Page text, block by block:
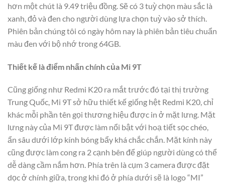
hơn một chút là 9.49 triệu đồng. Sẽ có 3 tuỳ chọn màu sắc là
xanh, đỏ và đen cho người dùng lựa chọn tuỳ vào sở thích.
Phiên bản chúng tôi có ngày hôm nay là phiên bản tiêu chuẩn
màu đen với bộ nhớ trong 64GB.
Thiết kế là điểm nhấn chính của Mi 9T
Cũng giống như Redmi K20 ra mắt trước đó tại thị trường
Trung Quốc, Mi 9T sở hữu thiết kế giống hệt Redmi K20, chỉ
khác mỗi phần tên gọi thương hiệu được in ở mặt lưng. Mặt
lưng này của Mi 9T được làm nổi bật với hoạ tiết sọc chéo,
ẩn sâu dưới lớp kính bóng bẩy khá chắc chắn. Mặt kính này
cũng được làm cong ra 2 cạnh bên để giúp người dùng có thể
dễ dàng cầm nắm hơn. Phía trên là cụm 3 camera được đặt
dọc ở chính giữa, trong khi đó ở phía dưới sẽ là logo “MI”